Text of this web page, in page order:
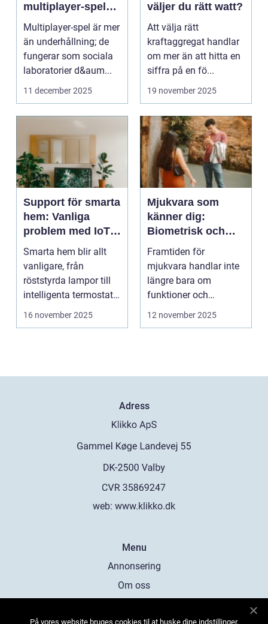
multiplayer-spel
speglar mänskligt
beteende
Multiplayer-spel är mer
än underhållning; de
fungerar som sociala
laboratorier d&aum...
11 december 2025
väljer du rätt watt?
Att välja rätt
kraftaggregat handlar
om mer än att hitta en
siffra på en fö...
19 november 2025
Support för smarta
hem: Vanliga
problem med IoT-
enheter
Smarta hem blir allt
vanligare, från
röststyrda lampor till
intelligenta termostater
och ...
16 november 2025
Mjukvara som
känner dig:
Biometrisk och
beteendedriven
personalisering
Framtiden för
mjukvara handlar inte
längre bara om
funktioner och
användargränss...
12 november 2025
Adress
web: www.klikko.dk
Menu
Annonsering
Om oss
På vores website bruges cookies til at huske dine indstillinger,